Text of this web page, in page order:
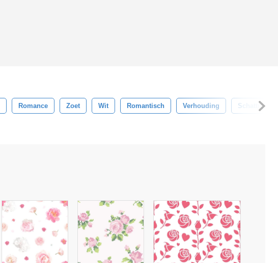
Romance Zoet Wit Romantisch Verhouding Schattig